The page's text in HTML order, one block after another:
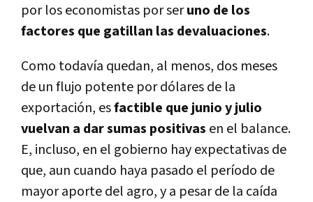
por los economistas por seruno de los
factores que gatillan las devaluaciones.
Como todavía quedan, al menos, dos meses
de un flujo potente por dólares de la
exportación, esfactible que junio y julio
vuelvan a dar sumas positivas en el balance.
E, incluso, en el gobierno hay expectativas de
que, aun cuando haya pasado el período de
mayor aporte del agro, y a pesar de la caída